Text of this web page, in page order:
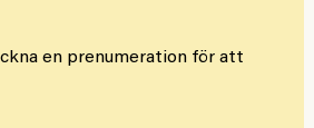
en prenumeration för att